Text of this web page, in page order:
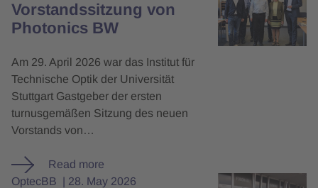
Vorstandssitzung von
Photonics BW
Am 29. April 2026 war das Institut für
Technische Optik der Universität
Stuttgart Gastgeber der ersten
turnusgemäßen Sitzung des neuen
Vorstands von…
Read more
OptecBB
28. May 2026